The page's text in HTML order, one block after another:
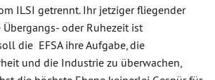
ILSI getrennt. Ihr jetziger fliegender
oder Ruhezeit ist
die EFSA ihre Aufgabe, die
und die Industrie zu überwachen,